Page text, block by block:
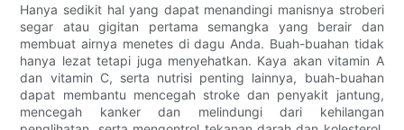
Hanya sedikit hal yang dapat menandingi manisnya stroberi
segar atau gigitan pertama semangka yang berair dan
membuat airnya menetes di dagu Anda. Buah-buahan tidak
hanya lezat tetapi juga menyehatkan. Kaya akan vitamin A
dan vitamin C, serta nutrisi penting lainnya, buah-buahan
dapat membantu mencegah stroke dan penyakit jantung,
mencegah kanker dan melindungi dari kehilangan